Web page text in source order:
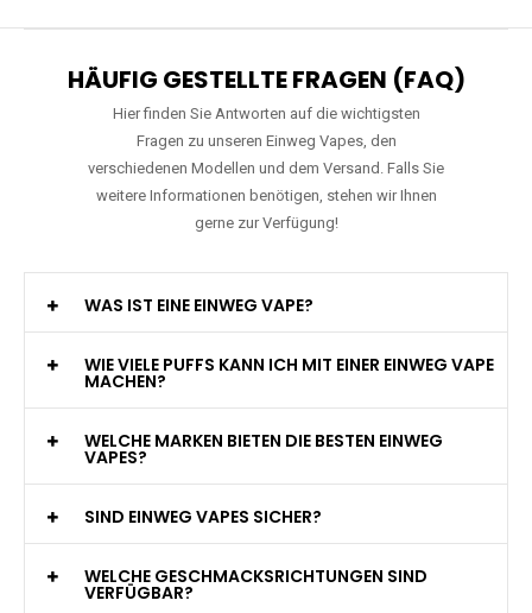
HÄUFIG GESTELLTE FRAGEN (FAQ)
Hier finden Sie Antworten auf die wichtigsten
Fragen zu unseren Einweg Vapes, den
verschiedenen Modellen und dem Versand. Falls Sie
weitere Informationen benötigen, stehen wir Ihnen
gerne zur Verfügung!
WAS IST EINE EINWEG VAPE?
WIE VIELE PUFFS KANN ICH MIT EINER EINWEG VAPE
MACHEN?
WELCHE MARKEN BIETEN DIE BESTEN EINWEG
VAPES?
SIND EINWEG VAPES SICHER?
WELCHE GESCHMACKSRICHTUNGEN SIND
VERFÜGBAR?